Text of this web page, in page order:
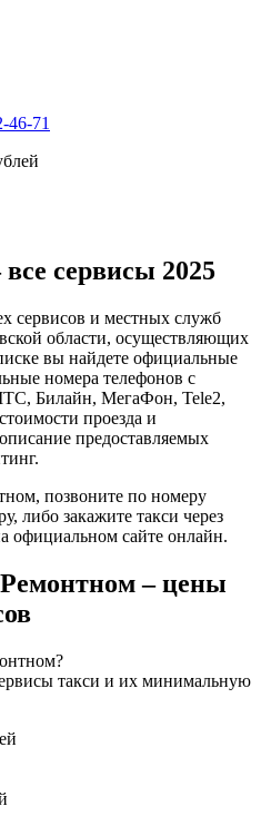
46-71
сервисы 2025
сервисов и местных служб
области, осуществляющих
вы найдете официальные
номера телефонов с
Билайн, МегаФон, Tele2,
проезда и
предоставляемых
позвоните по номеру
либо закажите такси через
официальном сайте онлайн.
– цены
такси и их минимальную